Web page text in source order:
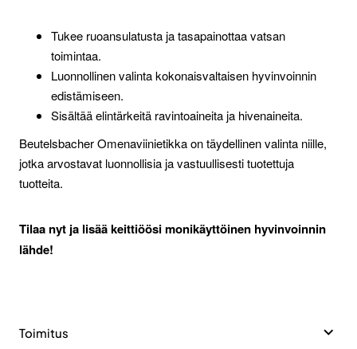
Tukee ruoansulatusta ja tasapainottaa vatsan
toimintaa.
Luonnollinen valinta kokonaisvaltaisen hyvinvoinnin
edistämiseen.
Sisältää elintärkeitä ravintoaineita ja hivenaineita.
Beutelsbacher Omenaviinietikka on täydellinen valinta niille,
jotka arvostavat luonnollisia ja vastuullisesti tuotettuja
tuotteita.
Tilaa nyt ja lisää keittiöösi monikäyttöinen hyvinvoinnin
lähde!
Toimitus